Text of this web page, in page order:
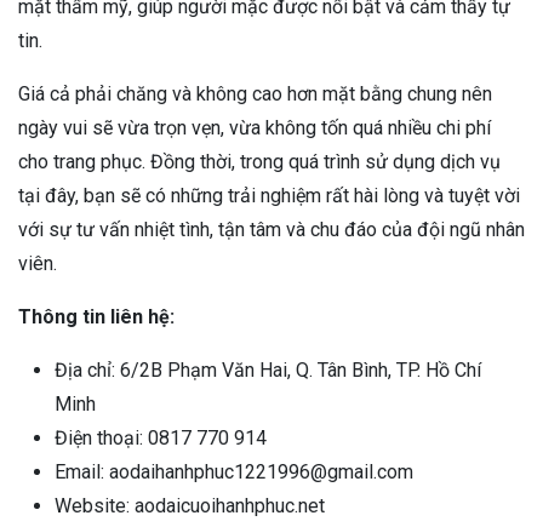
mặt thẩm mỹ, giúp người mặc được nổi bật và cảm thấy tự
tin.
Giá cả phải chăng và không cao hơn mặt bằng chung nên
ngày vui sẽ vừa trọn vẹn, vừa không tốn quá nhiều chi phí
cho trang phục. Đồng thời, trong quá trình sử dụng dịch vụ
tại đây, bạn sẽ có những trải nghiệm rất hài lòng và tuyệt vời
với sự tư vấn nhiệt tình, tận tâm và chu đáo của đội ngũ nhân
viên.
Thông tin liên hệ:
Địa chỉ: 6/2B Phạm Văn Hai, Q. Tân Bình, TP. Hồ Chí
Minh
Điện thoại: 0817 770 914
Email: aodaihanhphuc1221996@gmail.com
Website: aodaicuoihanhphuc.net